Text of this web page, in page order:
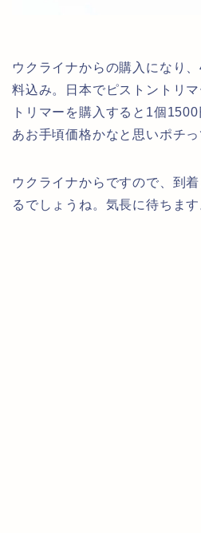
ウクライナからの購入になり
料込み。日本でピストントリ
トリマーを購入すると1個
あお手頃価格かなと思いポチっ
ウクライナからですので、到
るでしょうね。気長に待ちます